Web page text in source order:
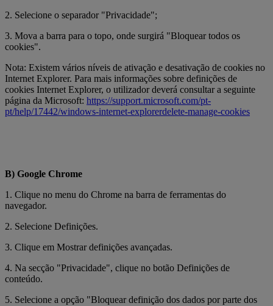
2. Selecione o separador "Privacidade";
3. Mova a barra para o topo, onde surgirá "Bloquear todos os
cookies".
Nota: Existem vários níveis de ativação e desativação de cookies no
Internet Explorer. Para mais informações sobre definições de
cookies Internet Explorer, o utilizador deverá consultar a seguinte
página da Microsoft: https://support.microsoft.com/pt-
pt/help/17442/windows-internet-explorerdelete-manage-cookies
B) Google Chrome
1. Clique no menu do Chrome na barra de ferramentas do
navegador.
2. Selecione Definições.
3. Clique em Mostrar definições avançadas.
4. Na secção "Privacidade", clique no botão Definições de
conteúdo.
5. Selecione a opção "Bloquear definição dos dados por parte dos